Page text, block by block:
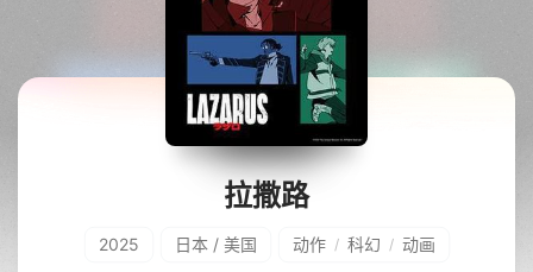
拉撒路
2025 日本 / 美国 动作 / 科幻 / 动画